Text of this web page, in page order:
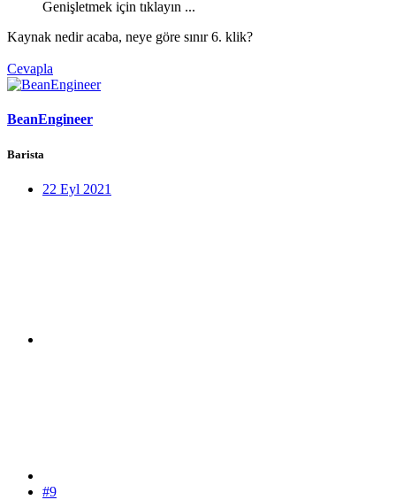
Genişletmek için tıklayın ...
Kaynak nedir acaba, neye göre sınır 6. klik?
Cevapla
BeanEngineer
Barista
22 Eyl 2021
#9